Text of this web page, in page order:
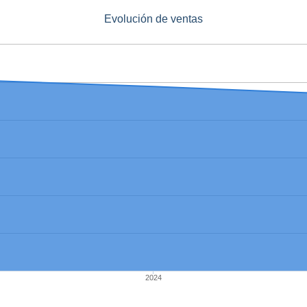
Evolución de ventas
2024